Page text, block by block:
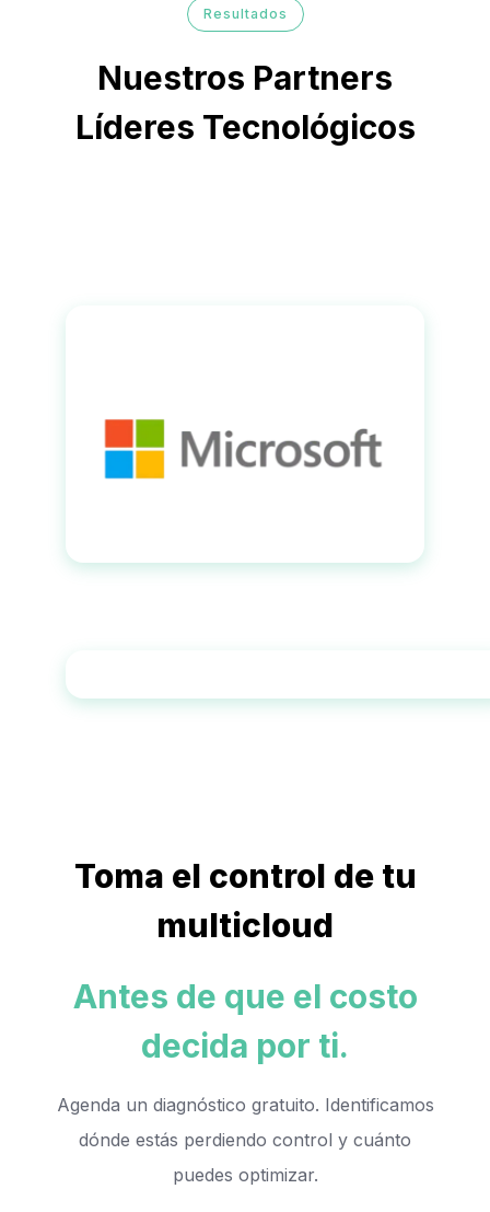
Resultados
Nuestros Partners
Líderes Tecnológicos
Toma el control de tu
multicloud
Antes de que el costo
decida por ti.
Agenda un diagnóstico gratuito. Identificamos
dónde estás perdiendo control y cuánto
puedes optimizar.